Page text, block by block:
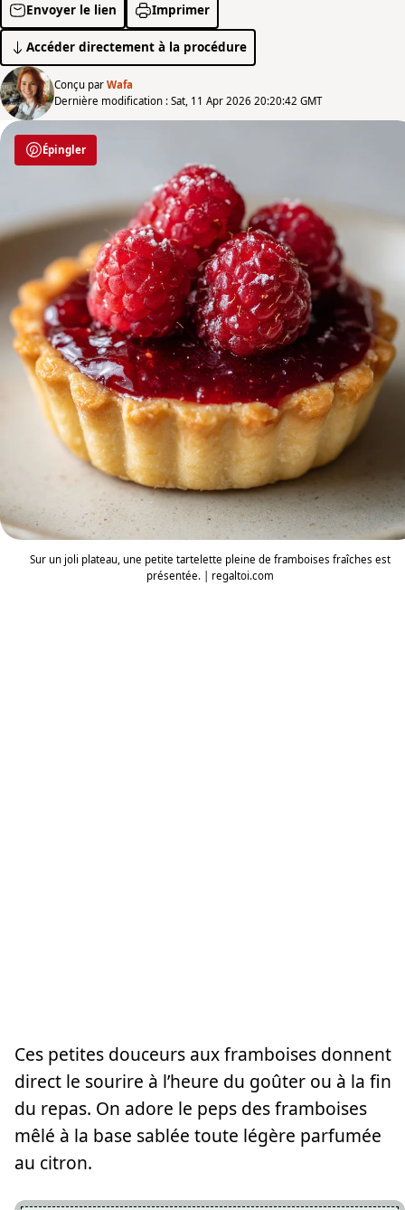
Envoyer le lien Imprimer
Accéder directement à la procédure
Conçu par Wafa
Dernière modification : Sat, 11 Apr 2026 20:20:42 GMT
Épingler
Sur un joli plateau, une petite tartelette pleine de framboises fraîches est
présentée. | regaltoi.com
Ces petites douceurs aux framboises donnent
direct le sourire à l’heure du goûter ou à la fin
du repas. On adore le peps des framboises
mêlé à la base sablée toute légère parfumée
au citron.